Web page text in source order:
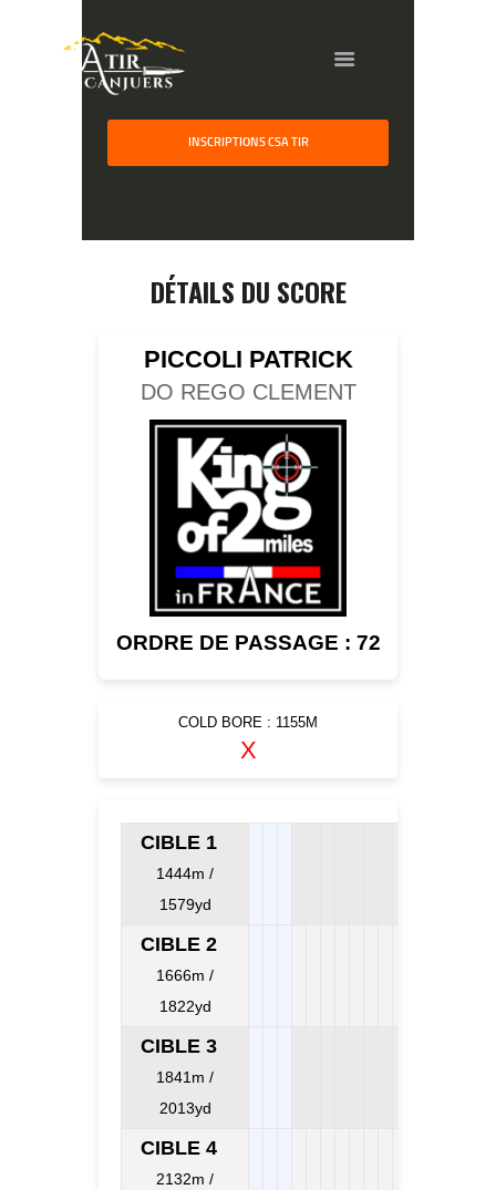
INSCRIPTIONS CSA TIR
GALLERY
COMPETITION
TEAM CANJUERS
DÉTAILS DU SCORE
PICCOLI PATRICK
DO REGO CLEMENT
ORDRE DE PASSAGE : 72
COLD BORE : 1155M
X
CIBLE 1
1444m /
1579yd
CIBLE 2
1666m /
1822yd
CIBLE 3
1841m /
2013yd
CIBLE 4
2132m /